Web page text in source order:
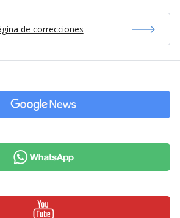
de correcciones